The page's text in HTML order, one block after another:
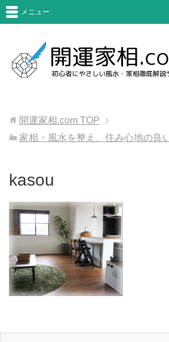
メニュー
開運家相.com TOP
家相・風水を整え、住み心地の良
kasou